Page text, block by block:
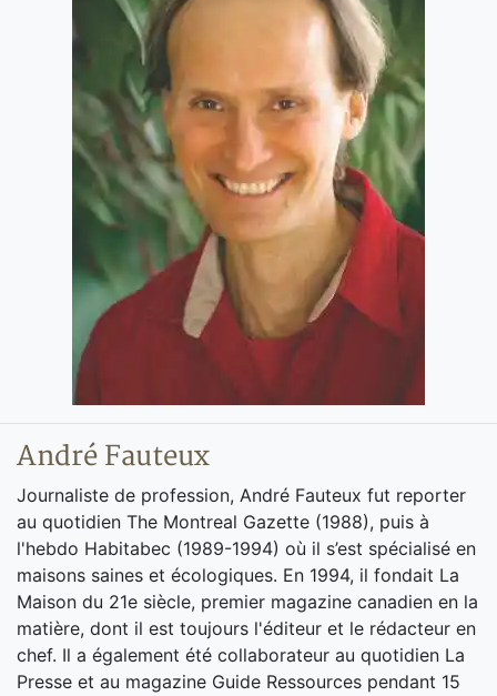
André Fauteux
Journaliste de profession, André Fauteux fut reporter
au quotidien The Montreal Gazette (1988), puis à
l'hebdo Habitabec (1989-1994) où il s’est spécialisé en
maisons saines et écologiques. En 1994, il fondait La
Maison du 21e siècle, premier magazine canadien en la
matière, dont il est toujours l'éditeur et le rédacteur en
chef. Il a également été collaborateur au quotidien La
Presse et au magazine Guide Ressources pendant 15